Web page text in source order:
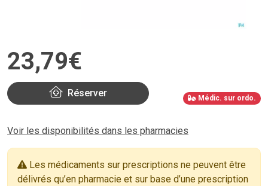
23,79€
Réserver Médic. sur ordo.
Voir les disponibilités dans les pharmacies
Les médicaments sur prescriptions ne peuvent être
délivrés qu’en pharmacie et sur base d’une prescription